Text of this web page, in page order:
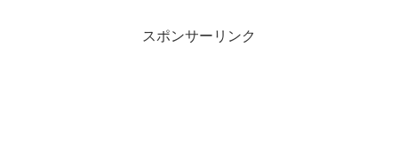
スポンサーリンク